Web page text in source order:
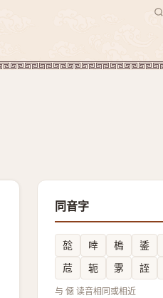
同音字
旕 啈 㮧 鋈
苊
轭 雺 誈
与 僫 读音相同或相近